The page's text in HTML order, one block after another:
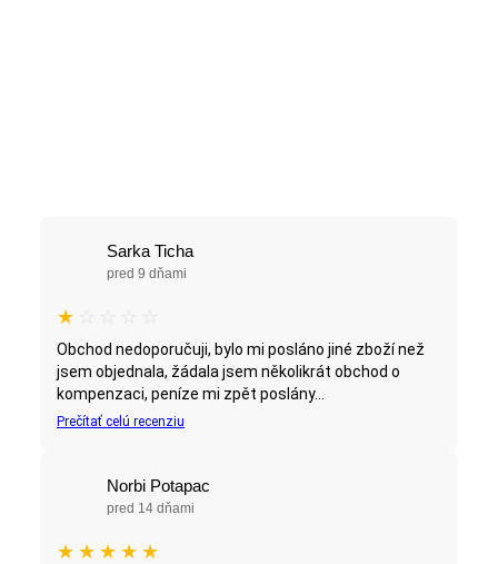
Sarka Ticha
pred 9 dňami
★ ☆ ☆ ☆ ☆
Obchod nedoporučuji, bylo mi posláno jiné zboží než
jsem objednala, žádala jsem několikrát obchod o
kompenzaci, peníze mi zpět poslány...
Prečítať celú recenziu
Norbi Potapac
pred 14 dňami
★ ★ ★ ★ ★